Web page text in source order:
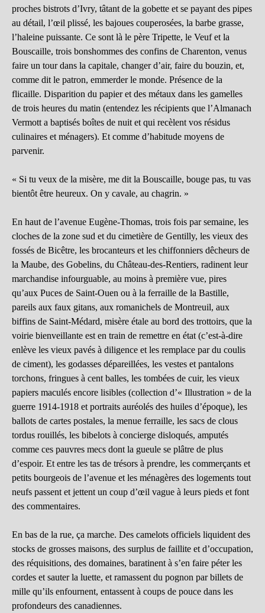
proches bistrots d’Ivry, tâtant de la gobette et se payant des pipes
au détail, l’œil plissé, les bajoues couperosées, la barbe grasse,
l’haleine puissante. Ce sont là le père Tripette, le Veuf et la
Bouscaille, trois bonshommes des confins de Charenton, venus
faire un tour dans la capitale, changer d’air, faire du bouzin, et,
comme dit le patron, emmerder le monde. Présence de la
flicaille. Disparition du papier et des métaux dans les gamelles
de trois heures du matin (entendez les récipients que l’Almanach
Vermott a baptisés boîtes de nuit et qui recèlent vos résidus
culinaires et ménagers). Et comme d’habitude moyens de
parvenir.
« Si tu veux de la misère, me dit la Bouscaille, bouge pas, tu vas
bientôt être heureux. On y cavale, au chagrin. »
En haut de l’avenue Eugène-Thomas, trois fois par semaine, les
cloches de la zone sud et du cimetière de Gentilly, les vieux des
fossés de Bicêtre, les brocanteurs et les chiffonniers dêcheurs de
la Maube, des Gobelins, du Château-des-Rentiers, radinent leur
marchandise infourguable, au moins à première vue, pires
qu’aux Puces de Saint-Ouen ou à la ferraille de la Bastille,
pareils aux faux gitans, aux romanichels de Montreuil, aux
biffins de Saint-Médard, misère étale au bord des trottoirs, que la
voirie bienveillante est en train de remettre en état (c’est-à-dire
enlève les vieux pavés à diligence et les remplace par du coulis
de ciment), les godasses dépareillées, les vestes et pantalons
torchons, fringues à cent balles, les tombées de cuir, les vieux
papiers maculés encore lisibles (collection d’« Illustration » de la
guerre 1914-1918 et portraits auréolés des huiles d’époque), les
ballots de cartes postales, la menue ferraille, les sacs de clous
tordus rouillés, les bibelots à concierge disloqués, amputés
comme ces pauvres mecs dont la gueule se plâtre de plus
d’espoir. Et entre les tas de trésors à prendre, les commerçants et
petits bourgeois de l’avenue et les ménagères des logements tout
neufs passent et jettent un coup d’œil vague à leurs pieds et font
des commentaires.
En bas de la rue, ça marche. Des camelots officiels liquident des
stocks de grosses maisons, des surplus de faillite et d’occupation,
des réquisitions, des domaines, baratinent à s’en faire péter les
cordes et sauter la luette, et ramassent du pognon par billets de
mille qu’ils enfournent, entassent à coups de pouce dans les
profondeurs des canadiennes.